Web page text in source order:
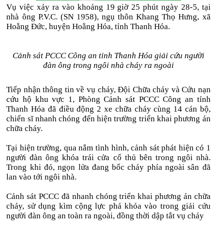
Vụ việc xảy ra vào khoảng 19 giờ 25 phút ngày 28-5, tại
nhà ông P.V.C. (SN 1958), ngụ thôn Khang Thọ Hưng, xã
Hoằng Đức, huyện Hoằng Hóa, tỉnh Thanh Hóa.
Cảnh sát PCCC Công an tỉnh Thanh Hóa giải cứu người
đàn ông trong ngôi nhà cháy ra ngoài
Tiếp nhận thông tin về vụ cháy, Đội Chữa cháy và Cứu nạn
cứu hộ khu vực 1, Phòng Cảnh sát PCCC Công an tỉnh
Thanh Hóa đã điều động 2 xe chữa cháy cùng 14 cán bộ,
chiến sĩ nhanh chóng đến hiện trường triển khai phương án
chữa cháy.
Tại hiện trường, qua nắm tình hình, cảnh sát phát hiện có 1
người đàn ông khóa trái cửa cố thủ bên trong ngôi nhà.
Trong khi đó, ngọn lửa đang bốc cháy phía ngoài sân đã
lan vào tới ngôi nhà.
Cảnh sát PCCC đã nhanh chóng triển khai phương án chữa
cháy, sử dụng kìm cộng lực phá khóa vào trong giải cứu
người đàn ông an toàn ra ngoài, đồng thời dập tắt vụ cháy